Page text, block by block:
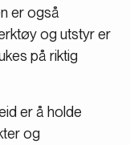
er også
og utstyr er
på riktig
er å holde
og